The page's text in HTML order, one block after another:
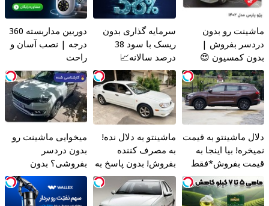
ماشینت رو بدون
دردسر بفروش |
بدون کمسیون 😍
سرمایه گذاری بدون
ریسک با سود 38
درصد سالانه📈
دوربین مداربسته 360
درجه | نصب آسان و
راحت
دلال ماشینتو به قیمت
نمیخره! بیا اینجا به
قیمت بفروش*فقط
خریدار واقعی*
ماشینتو به دلال نده!
به مصرف کننده
بفروش! بدون پاسخ به
یک تماس
میخوایی ماشینت رو
بدون دردسر
بفروشی؟ بدون
کمیسیون